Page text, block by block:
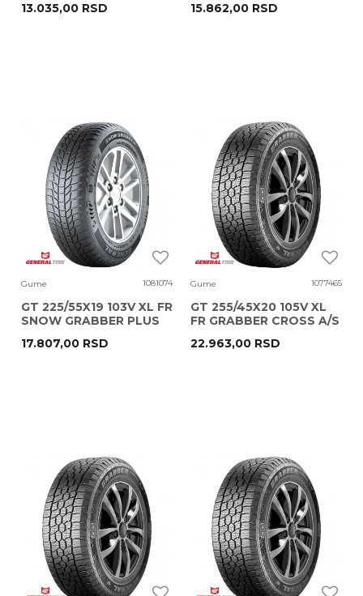
13.035,00 RSD
15.862,00 RSD
Gume 1081074
GT 225/55X19 103V XL FR
SNOW GRABBER PLUS
17.807,00 RSD
Gume 1077465
GT 255/45X20 105V XL
FR GRABBER CROSS A/S
22.963,00 RSD